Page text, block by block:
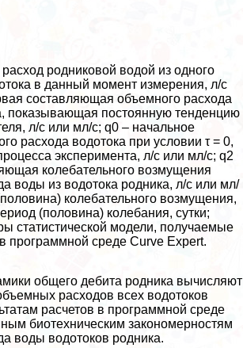
родниковой водой из одного
в данный момент измерения, л/с
составляющая объемного расхода
показывающая постоянную тенденцию
л/с или мл/с; q0 – начальное
расхода водотока при условии τ = 0,
эксперимента, л/с или мл/с; q2
колебательного возмущения
воды из водотока родника, л/с или мл/
колебательного возмущения,
(половина) колебания, сутки;
статистической модели, получаемые
программной среде Curve Expert.
общего дебита родника вычисляют
расходов всех водотоков
расчетов в программной среде
биотехническим закономерностям
воды водотоков родника.